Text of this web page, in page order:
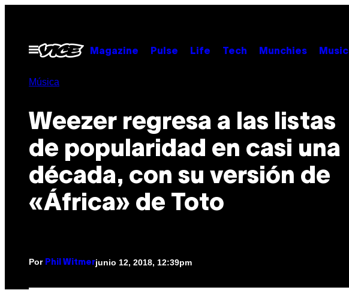
contenido
Abrir
Menú
Magazine Pulse Life Tech Munchies Music
Música
Weezer regresa a las listas
de popularidad en casi una
década, con su versión de
«África» de Toto
Por Phil Witmerjunio 12, 2018, 12:39pm